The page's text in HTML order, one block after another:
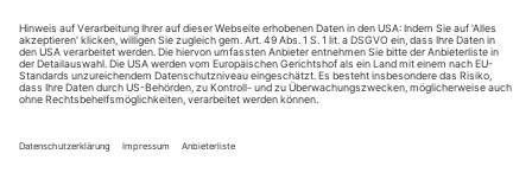
Kabale und Triebe
Das Bayreuth Baroque Opera Festival punktet mit Händels «Flavio»
und Monteverdis «L’Orfeo» sowie herausragenden Sängerinnen und